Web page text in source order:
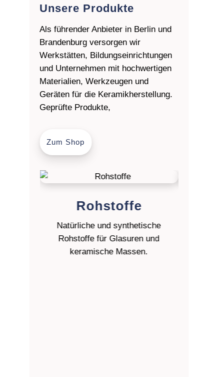
Unsere Produkte
Als führender Anbieter in Berlin und
Brandenburg versorgen wir
Werkstätten, Bildungseinrichtungen
und Unternehmen mit hochwertigen
Materialien, Werkzeugen und
Geräten für die Keramikherstellung.
Geprüfte Produkte,
Zum Shop
Rohstoffe
Natürliche und synthetische
Rohstoffe für Glasuren und
keramische Massen.